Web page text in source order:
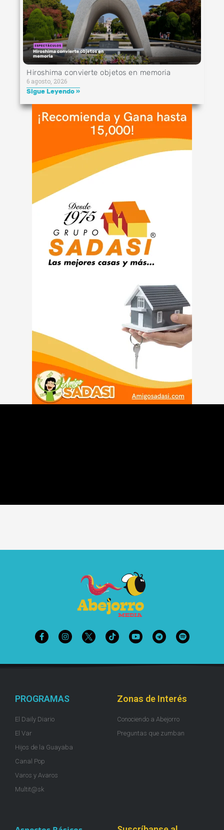
Hiroshima convierte objetos en memoria
6 agosto, 2026
Sigue Leyendo »
PROGRAMAS
El Daily Diario
El Var
Hijos de la Guayaba
Canal Pop
Varos y Avaros
Multit@sk
Zonas de Interés
Conociendo a Abejorro
Preguntas que zumban